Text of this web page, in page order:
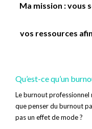
Ma mission : vous
vos ressources
Qu’est-ce qu’un
Le burnout
que penser du burnout
pas un effet de mode ?